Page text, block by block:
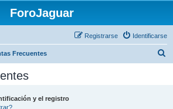
ForoJaguar
Identificarse
Registrarse
Frecuentes
y el registro